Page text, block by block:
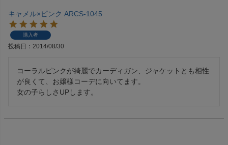
キャメル×ピンク ARCS-1045
購入者
投稿日 2014/08/30
コーラルピンクが綺麗でカーディガン、ジャケットとも相性
が良くて、お嬢様コーデに向いてます。